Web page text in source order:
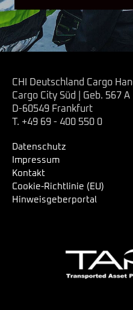
CHI Deutschland Cargo
Cargo City Süd | Geb. 567 A
D-60549 Frankfurt
T. +49 69 - 400 550 0
Datenschutz
Impressum
Kontakt
Cookie-Richtlinie (EU)
Hinweisgeberportal